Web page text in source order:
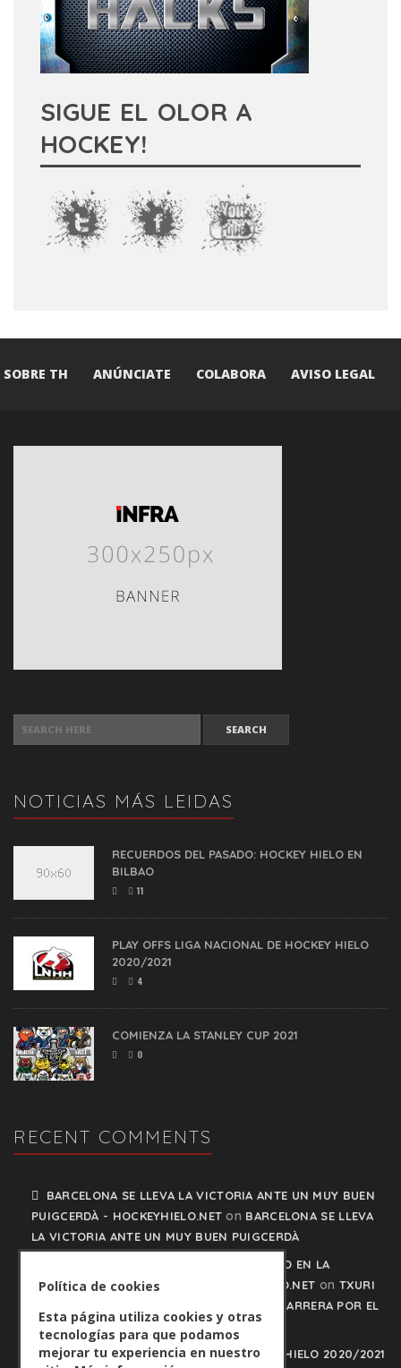
SIGUE EL OLOR A
HOCKEY!
SOBRE TH ANÚNCIATE COLABORA AVISO LEGAL
NOTICIAS MÁS LEIDAS
RECUERDOS DEL PASADO: HOCKEY HIELO EN
BILBAO
11
PLAY OFFS LIGA NACIONAL DE HOCKEY HIELO
2020/2021
4
COMIENZA LA STANLEY CUP 2021
0
RECENT COMMENTS
BARCELONA SE LLEVA LA VICTORIA ANTE UN MUY BUEN
PUIGCERDÀ - HOCKEYHIELO.NET on BARCELONA SE LLEVA
LA VICTORIA ANTE UN MUY BUEN PUIGCERDÀ
TXURI URDIN Y JACA NO PISAN EL FRENO EN LA
CARRERA POR EL LIDERATO - HOCKEYHIELO.NET on TXURI
URDIN Y JACA NO PISAN EL FRENO EN LA CARRERA POR EL
LIDERATO
PLAY OFFS LIGA IBERDROLA DE HOCKEY HIELO 2020/2021
Política de cookies
Esta página utiliza cookies y otras
tecnologías para que podamos
mejorar tu experiencia en nuestro